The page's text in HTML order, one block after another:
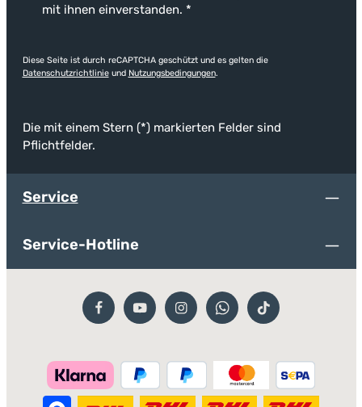
mit ihnen einverstanden. *
Diese Seite ist durch reCAPTCHA geschützt und es gelten die
Datenschutzrichtlinieund Nutzungsbedingungen.
Die mit einem Stern (*) markierten Felder sind
Pflichtfelder.
Service
Service-Hotline